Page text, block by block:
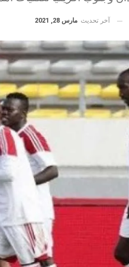
آخر تحديث مارس 28, 2021